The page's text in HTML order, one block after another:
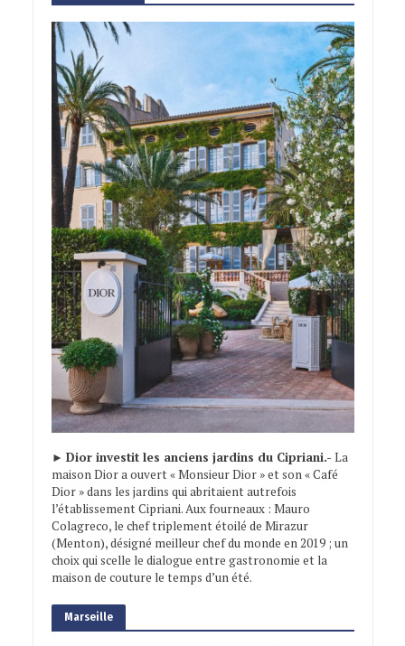
► Dior investit les anciens jardins du Cipriani.- La
maison Dior a ouvert « Monsieur Dior » et son « Café
Dior » dans les jardins qui abritaient autrefois
l’établissement Cipriani. Aux fourneaux : Mauro
Colagreco, le chef triplement étoilé de Mirazur
(Menton), désigné meilleur chef du monde en 2019 ; un
choix qui scelle le dialogue entre gastronomie et la
maison de couture le temps d’un été.
Marseille